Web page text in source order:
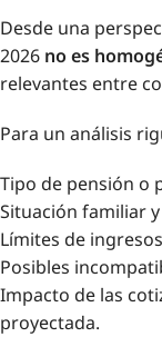
Desde una
2026 no es
relevantes entre
Para un análisis
Tipo de pensión o
Situación familiar
Límites de
Posibles
Impacto de las
proyectada.